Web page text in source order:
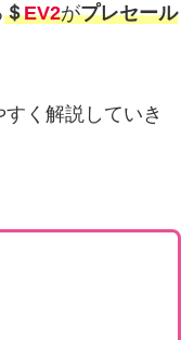
＄EV2がプレセール
く解説していき